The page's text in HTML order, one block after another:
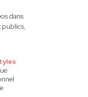
dans
publics,